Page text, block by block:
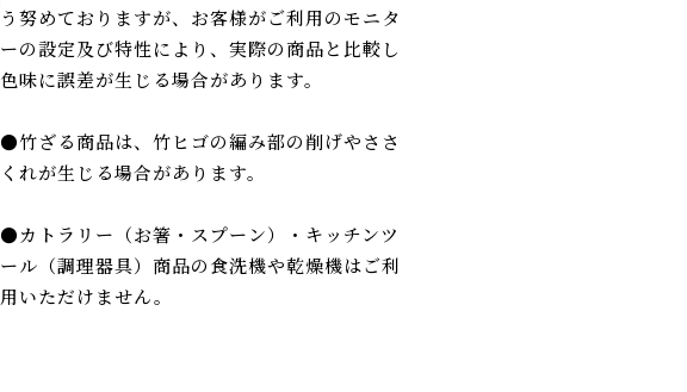
う努めておりますが、お客様がご利用のモニタ
ーの設定及び特性により、実際の商品と比較し
色味に誤差が生じる場合があります。
●竹ざる商品は、竹ヒゴの編み部の削げやささ
くれが生じる場合があります。
●カトラリー（お箸・スプーン）・キッチンツ
ール（調理器具）商品の食洗機や乾燥機はご利
用いただけません。